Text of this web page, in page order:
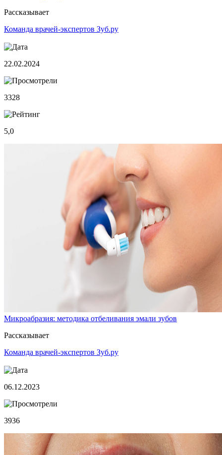
Рассказывает
Команда врачей-экспертов Зуб.ру
22.02.2024
3328
5,0
Микроабразия: методика отбеливания эмали зубов
Рассказывает
Команда врачей-экспертов Зуб.ру
06.12.2023
3936